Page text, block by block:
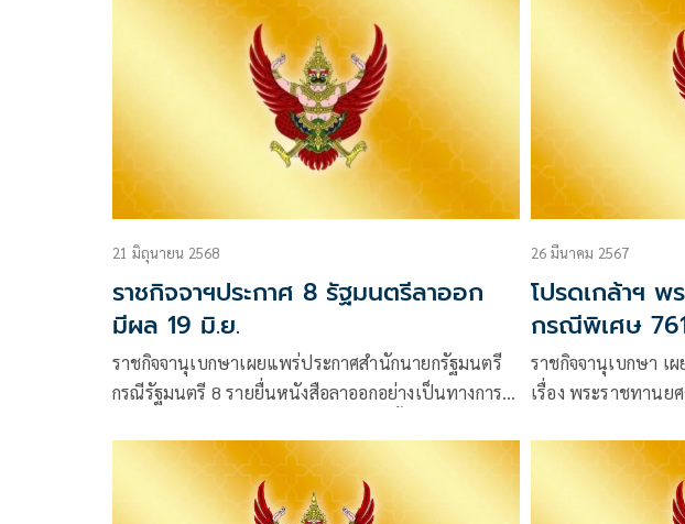
พระบูรพาจารย์ทางธ
21 มิถุนายน 2568
ราชกิจจาฯประกาศ 8 รัฐมนตรีลาออก
มีผล 19 มิ.ย.
ราชกิจจานุเบกษาเผยแพร่ประกาศสำนักนายกรัฐมนตรี
กรณีรัฐมนตรี 8 รายยื่นหนังสือลาออกอย่างเป็นทางการ
26 มีนาคม 2567
โปรดเกล้าฯ พ
กรณีพิเศษ
ราชกิจจานุเบกษา เ
เรื่อง พระราชทานย